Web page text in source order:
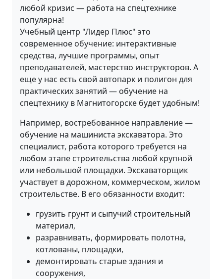
любой кризис — работа на спецтехнике
популярна!
Учебный центр "Лидер Плюс" это
современное обучение: интерактивные
средства, лучшие программы, опыт
преподавателей, мастерство инструкторов. А
еще у нас есть свой автопарк и полигон для
практических занятий — обучение на
спецтехнику в Магнитогорске будет удобным!
Например, востребованное направление —
обучение на машиниста экскаватора. Это
специалист, работа которого требуется на
любом этапе строительства любой крупной
или небольшой площадки. Экскаваторщик
участвует в дорожном, коммерческом, жилом
строительстве. В его обязанности входит:
грузить грунт и сыпучий строительный
материал,
разравнивать, формировать полотна,
котлованы, площадки,
демонтировать старые здания и
сооружения,